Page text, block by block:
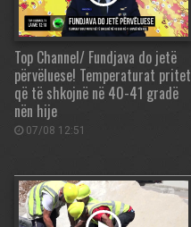
Top Channel/ Fundjava do jetë
përvëluese! Temperaturat pritet
që të shkojnë në 40-41 gradë
nën hije
07/08 12:51